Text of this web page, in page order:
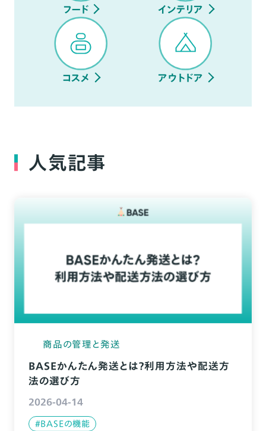
フード インテリア
コスメ アウトドア
人気記事
商品の管理と発送
BASEかんたん発送とは？利用方法や配送方
法の選び方
2026-04-14
#BASEの機能